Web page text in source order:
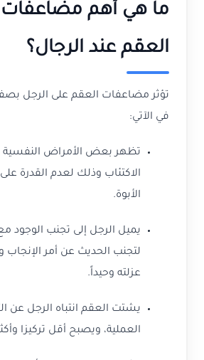
ما هي أهم مضاعفات
العقم عند الرجال؟
تؤثر مضاعفات العقم على الرجل
في الآتي:
تظهر بعض الأمراض النفسية
الاكتئاب وذلك لعدم القدرة على
الأبوة.
يميل الرجل إلى تجنب الوجود مع
لتجنب الحديث عن أمر الإنجاب
عزلته وحيداً.
يشتت العقم انتباه الرجل عن
العملية، ويصبح أقل تركيزا